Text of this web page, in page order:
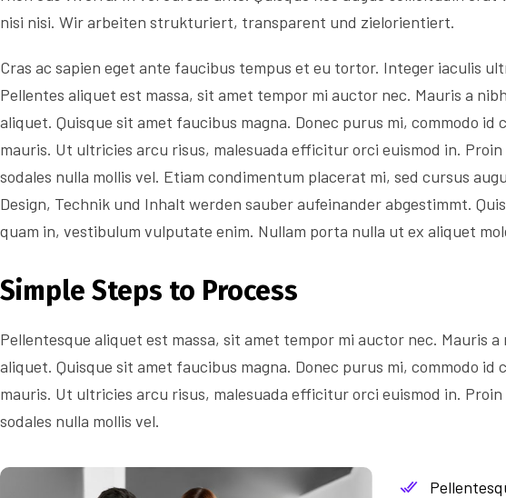
nisi nisi. Wir arbeiten strukturiert, transparent und zielorientiert.
Cras ac sapien eget ante faucibus tempus et eu tortor. Integer iaculis
Pellentes aliquet est massa, sit amet tempor mi auctor nec. Mauris a
aliquet. Quisque sit amet faucibus magna. Donec purus mi, commodo id
mauris. Ut ultricies arcu risus, malesuada efficitur orci euismod in.
sodales nulla mollis vel. Etiam condimentum placerat mi, sed cursus
Design, Technik und Inhalt werden sauber aufeinander abgestimmt.
quam in, vestibulum vulputate enim. Nullam porta nulla ut ex aliquet
Simple Steps to Process
Pellentesque aliquet est massa, sit amet tempor mi auctor nec. Mauris
aliquet. Quisque sit amet faucibus magna. Donec purus mi, commodo id
mauris. Ut ultricies arcu risus, malesuada efficitur orci euismod in.
sodales nulla mollis vel.